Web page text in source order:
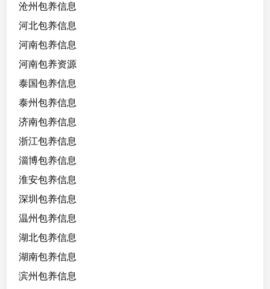
沧州包养信息
河北包养信息
河南包养信息
河南包养资源
泰国包养信息
泰州包养信息
济南包养信息
浙江包养信息
淄博包养信息
淮安包养信息
深圳包养信息
温州包养信息
湖北包养信息
湖南包养信息
滨州包养信息